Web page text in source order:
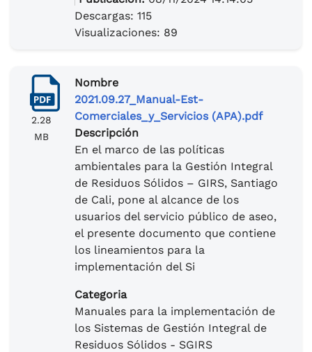
Descargas: 115
Visualizaciones: 89
2.28
MB
Nombre
2021.09.27_Manual-Est-
Comerciales_y_Servicios (APA).pdf
Descripción
En el marco de las políticas
ambientales para la Gestión Integral
de Residuos Sólidos – GIRS, Santiago
de Cali, pone al alcance de los
usuarios del servicio público de aseo,
el presente documento que contiene
los lineamientos para la
implementación del Si
Categoria
Manuales para la implementación de
los Sistemas de Gestión Integral de
Residuos Sólidos - SGIRS